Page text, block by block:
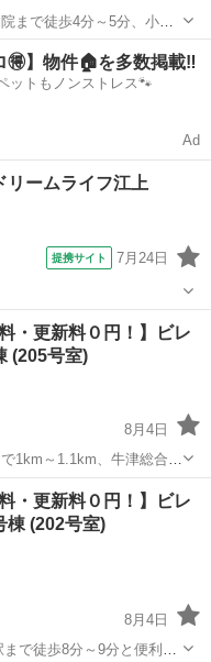
まで徒歩4分～5分、小城
す。新規入居限定！最大3
料・鍵交換手数料0円！※契
ビレッジハウス
🉐】物件🏠を多数掲載‼️
ットもノンストレス🐾
Ad
リームライフ江上
提携サイト 7月24日
・更新料０円！】ビレ
(205号室)
8月4日
1km～1.1km、牛津総合公
。フリーレント1ヶ月＋最
新料・鍵交換手数料0円！
徒歩
・更新料０円！】ビレ
棟 (202号室)
8月4日
で徒歩8分～9分と便利な